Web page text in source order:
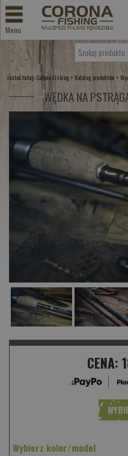
Menu
Jesteś tutaj: Corona-Fishing > Katalog produktów >
WĘDKA NA
CENA:
Wybierz kolor/model